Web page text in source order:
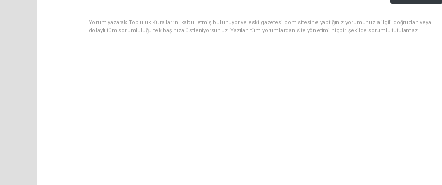
Yorum yazarak Topluluk Kuralları’nı kabul etmiş bulunuyor ve eskilgazetesi.com sitesine yaptığınız yorumunuzla ilgili doğrudan veya
dolaylı tüm sorumluluğu tek başınıza üstleniyorsunuz. Yazılan tüm yorumlardan site yönetimi hiçbir şekilde sorumlu tutulamaz.